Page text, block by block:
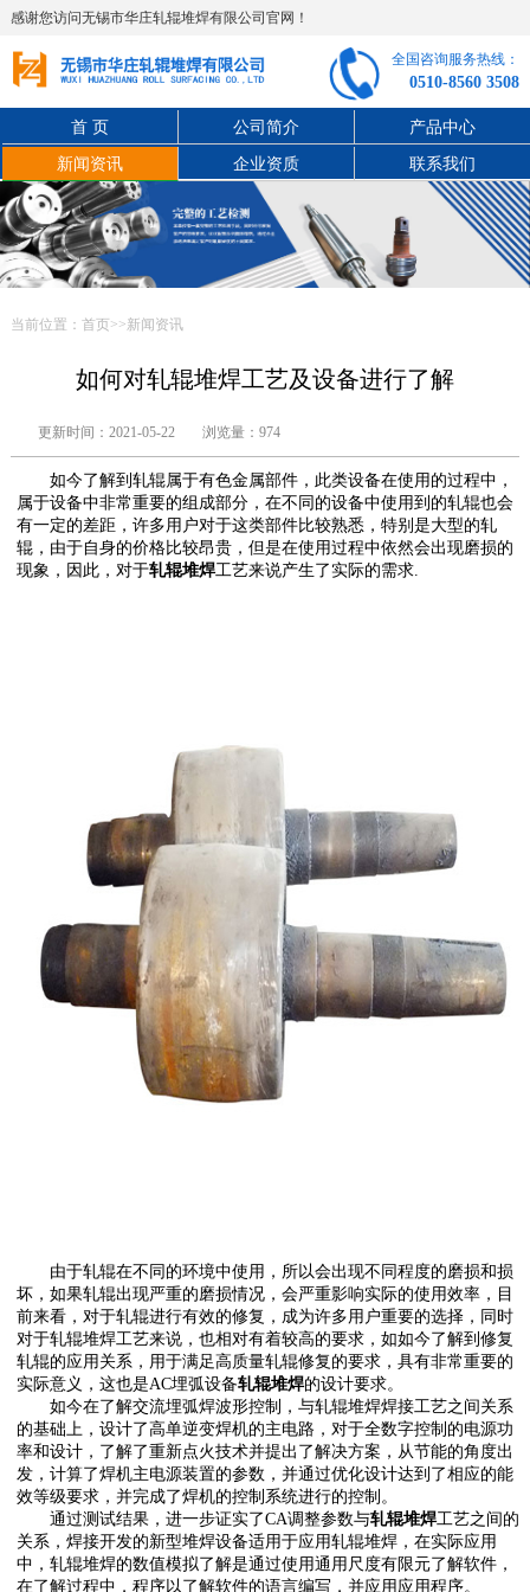
感谢您访问无锡市华庄轧辊堆焊有限公司官网！
全国咨询服务热线：
0510-8560 3508
首 页 公司简介 产品中心
新闻资讯 企业资质 联系我们
当前位置： 首页>>新闻资讯
如何对轧辊堆焊工艺及设备进行了解
更新时间：2021-05-22 浏览量：974
如今了解到轧辊属于有色金属部件，此类设备在使用的过程中，
属于设备中非常重要的组成部分，在不同的设备中使用到的轧辊也会
有一定的差距，许多用户对于这类部件比较熟悉，特别是大型的轧
辊，由于自身的价格比较昂贵，但是在使用过程中依然会出现磨损的
现象，因此，对于轧辊堆焊工艺来说产生了实际的需求.
由于轧辊在不同的环境中使用，所以会出现不同程度的磨损和损
坏，如果轧辊出现严重的磨损情况，会严重影响实际的使用效率，目
前来看，对于轧辊进行有效的修复，成为许多用户重要的选择，同时
对于轧辊堆焊工艺来说，也相对有着较高的要求，如如今了解到修复
轧辊的应用关系，用于满足高质量轧辊修复的要求，具有非常重要的
实际意义， 这也是AC埋弧设备轧辊堆焊的设计要求。
如今在了解交流埋弧焊波形控制 ， 与轧辊堆焊焊接工艺之间关系
的基础上，设计了高单逆变焊机的主电路 ，对于全数字控制的电源功
率和设计，了解了重新点火技术并提出了解决方案 ， 从节能的角度出
发，计算了焊机主电源装置的参数，并通过优化设计达到了相应的能
效等级要求，并完成了焊机的控制系统进行的控制 。
通过测试结果， 进一步证实了CA调整参数与轧辊堆焊工艺之间的
关系 ， 焊接开发的新型堆焊设备适用于应用轧辊堆焊，在实际应用
中 ， 轧辊堆焊的数值模拟了解是通过使用通用尺度有限元了解软件，
在了解过程中，程序以 了解软件的语言编写，并应用应用程序。